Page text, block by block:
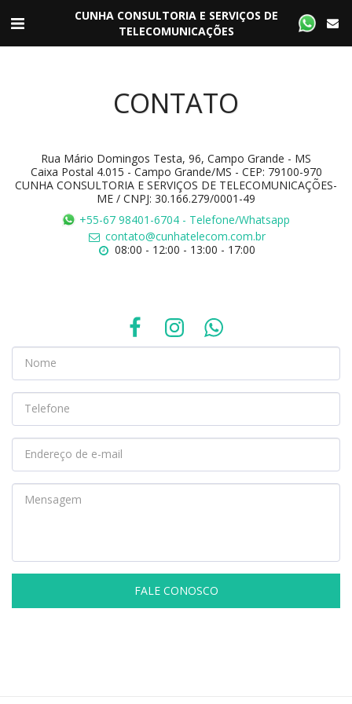
CUNHA CONSULTORIA E SERVIÇOS DE
TELECOMUNICAÇÕES
CONTATO
Rua Mário Domingos Testa, 96, Campo Grande - MS
Caixa Postal 4.015 - Campo Grande/MS - CEP: 79100-970
CUNHA CONSULTORIA E SERVIÇOS DE TELECOMUNICAÇÕES-
ME / CNPJ: 30.166.279/0001-49
+55-67 98401-6704- Telefone/Whatsapp
contato@cunhatelecom.com.br
08:00 - 12:00 - 13:00 - 17:00
FALE CONOSCO